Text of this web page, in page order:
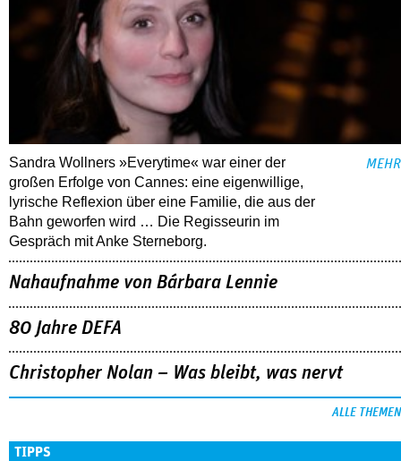
Sandra Wollners »Everytime« war einer der
großen Erfolge von Cannes: eine eigenwillige,
lyrische Reflexion über eine ­Familie, die aus der
Bahn geworfen wird … Die Regisseurin im
Gespräch mit Anke Sterneborg.
MEHR
Nahaufnahme von Bárbara Lennie
80 Jahre DEFA
Christopher Nolan – Was bleibt, was nervt
ALLE THEMEN
TIPPS